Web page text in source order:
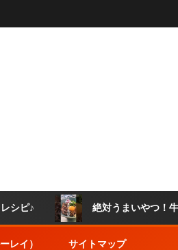
絶対うまいやつ！牛すき
レイ） サイトマップ